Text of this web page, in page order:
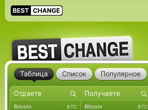
Таблица Список Популярное
Bitcoin BTC Bitcoin BTC